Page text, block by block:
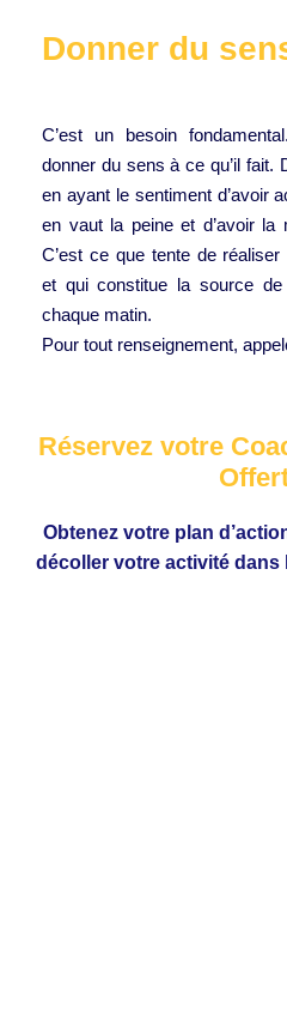
Donner du
C’est un besoin
donner du sens à ce qu’il fait.
en ayant le sentiment d’avoir
en vaut la peine et d’avoir
C’est ce que tente de réaliser
et qui constitue la source
chaque matin.
Pour tout renseignement,
Réservez votre
Obtenez votre plan
décoller votre activité dans